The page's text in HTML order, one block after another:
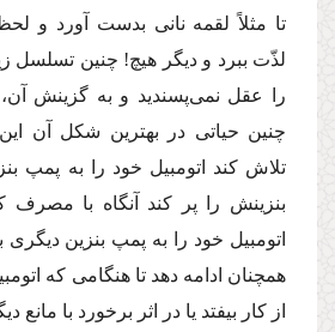
تا مثلاً لقمه نانى بدست آورد و
لذّت ببرد و دیگر هیچ! چنین تسلسل
را عقل نمى‌پسندید و به گزینش
چنین حیاتى در بهترین شكل آن
تلاش كند اتومبیل خود را به پمپ
بنزینش را پر كند آنگاه با مصرف
اتومبیل خود را به پمپ بنزین دیگرى
همچنان ادامه دهد تا هنگامى كه
از كار بیفتد یا در اثر برخورد با